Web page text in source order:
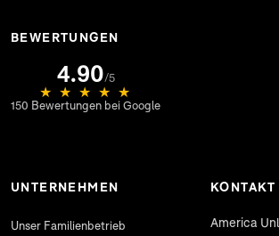
BEWERTUNGEN
4.90/5
★ ★ ★ ★ ★
150 Bewertungen bei Google
(öffnet in neuem Tab)
UNTERNEHMEN
Unser Familienbetrieb
KONTAKT
America